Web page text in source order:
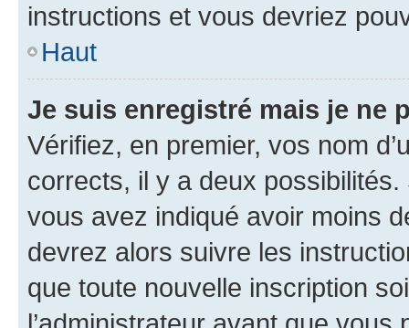
instructions et vous devriez
Haut
Je suis enregistré mais je ne
Vérifiez, en premier, vos nom
corrects, il y a deux
vous avez indiqué avoir moins
devrez alors suivre les
que toute nouvelle inscription